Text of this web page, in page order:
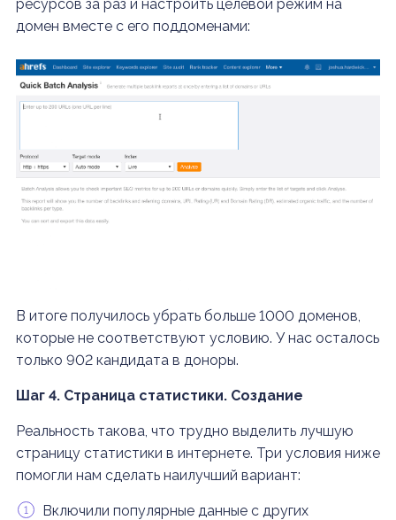
ресурсов за раз и настроить целевой режим на
домен вместе с его поддоменами:
В итоге получилось убрать больше 1000 доменов,
которые не соответствуют условию. У нас осталось
только 902 кандидата в доноры.
Шаг 4. Страница статистики. Создание
Реальность такова, что трудно выделить лучшую
страницу статистики в интернете. Три условия ниже
помогли нам сделать наилучший вариант:
Включили популярные данные с других